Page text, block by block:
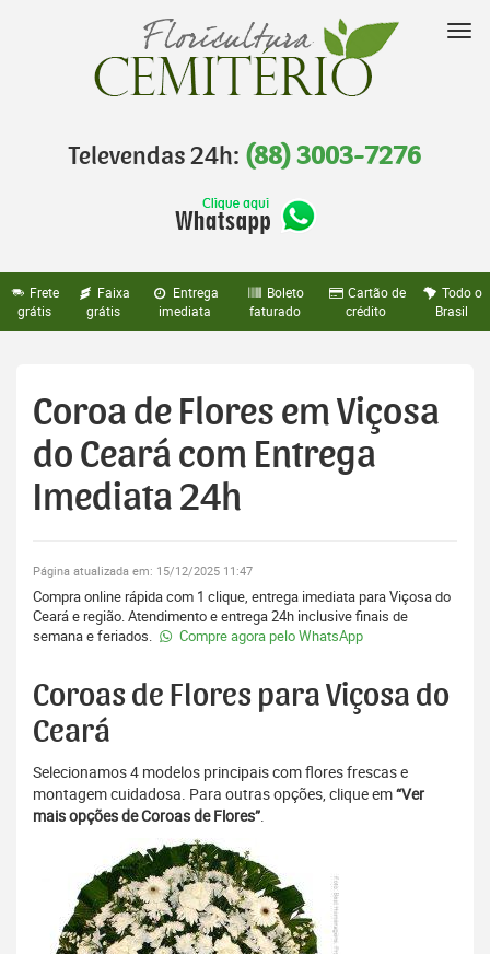
Televendas 24h: (88) 3003-7276
Frete
grátis
Faixa
grátis
Entrega
imediata
Boleto
faturado
Cartão de
crédito
Todo o
Brasil
Coroa de Flores em Viçosa
do Ceará com Entrega
Imediata 24h
Página atualizada em: 15/12/2025 11:47
Compra online rápida com 1 clique, entrega imediata para Viçosa do
Ceará e região. Atendimento e entrega 24h inclusive finais de
semana e feriados.
Compre agora pelo WhatsApp
Coroas de Flores para Viçosa do
Ceará
Selecionamos 4 modelos principais com flores frescas e
montagem cuidadosa. Para outras opções, clique em“Ver
mais opções de Coroas de Flores”.